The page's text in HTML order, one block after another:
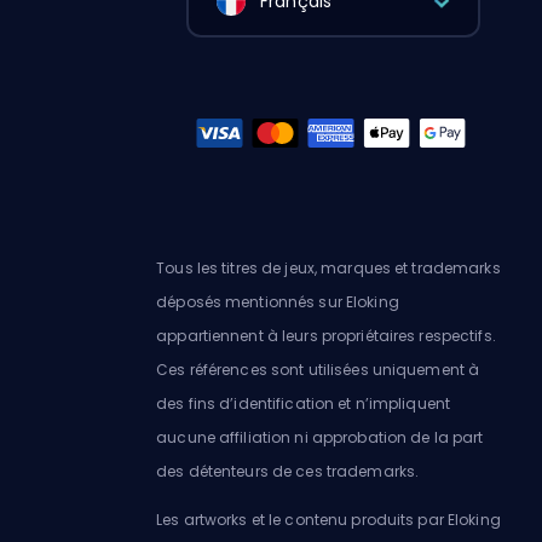
Tous les titres de jeux, marques et trademarks
déposés mentionnés sur Eloking
appartiennent à leurs propriétaires respectifs.
Ces références sont utilisées uniquement à
des fins d’identification et n’impliquent
aucune affiliation ni approbation de la part
des détenteurs de ces trademarks.
Les artworks et le contenu produits par Eloking